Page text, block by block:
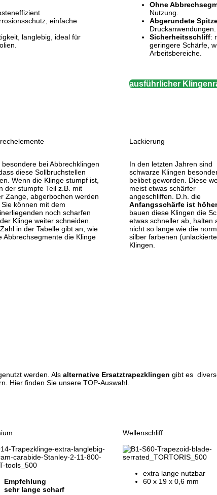
einfache
langlebig, ideal für
Ohne
Nutzung.
Abgerundete
Druckanwendungen.
Sicherheitsschliff:
geringere Schärfe,
Arbeitsbereiche.
ausführlicher
besondere bei Abbrechklingen
diese Sollbruchstellen
Wenn die Klinge stumpf ist,
der stumpfe Teil z.B. mit
Zange, abgerbochen werden
können mit dem
noch scharfen
Klinge weiter schneiden.
in der Tabelle gibt an, wie
Abbrechsegmente die Klinge
Lackierung
In den letzten Jahren sind
schwarze Klingen
belibet geworden. Diese
meist etwas schärfer
angeschliffen. D.h. die
Anfangsschärfe ist
bauen diese Klingen die
etwas schneller ab, halten
nicht so lange wie die
silber farbenen
Klingen.
werden. Als alternative Ersatztrapezklingen gibt es
Hier finden Sie unsere TOP-Auswahl.
Empfehlung
sehr lange scharf
Wellenschliff
extra lange nutzbar
60 x 19 x 0,6 mm